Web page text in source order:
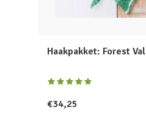
Haakpakket: Forest
€34,25